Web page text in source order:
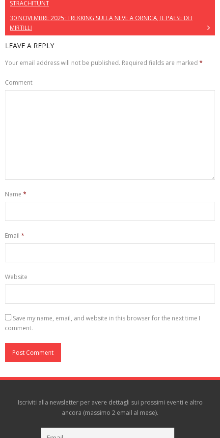
STRACHITUNT
30 NOVEMBRE 2025: TREKKING SULLA NEVE A ORNICA, IL PAESE DEI
MIRTILLI
LEAVE A REPLY
Your email address will not be published. Required fields are marked *
Comment
Name *
Email *
Website
Save my name, email, and website in this browser for the next time I
comment.
Iscriviti alla newsletter per avere dettagli sui prossimi eventi e altro
ancora (massimo 2 email al mese).